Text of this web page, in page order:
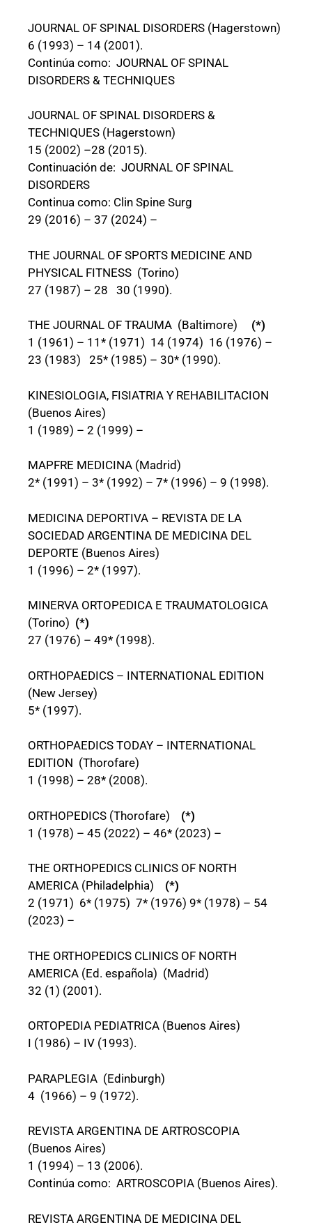
JOURNAL OF SPINAL DISORDERS (Hagerstown)
6 (1993) – 14 (2001).
Continúa como: JOURNAL OF SPINAL
DISORDERS & TECHNIQUES
JOURNAL OF SPINAL DISORDERS &
TECHNIQUES (Hagerstown)
15 (2002) –28 (2015).
Continuación de: JOURNAL OF SPINAL
DISORDERS
Continua como: Clin Spine Surg
29 (2016) – 37 (2024) –
THE JOURNAL OF SPORTS MEDICINE AND
PHYSICAL FITNESS (Torino)
27 (1987) – 28 30 (1990).
THE JOURNAL OF TRAUMA (Baltimore) (*)
1 (1961) – 11* (1971) 14 (1974) 16 (1976) –
23 (1983) 25* (1985) – 30* (1990).
KINESIOLOGIA, FISIATRIA Y REHABILITACION
(Buenos Aires)
1 (1989) – 2 (1999) –
MAPFRE MEDICINA (Madrid)
2* (1991) – 3* (1992) – 7* (1996) – 9 (1998).
MEDICINA DEPORTIVA – REVISTA DE LA
SOCIEDAD ARGENTINA DE MEDICINA DEL
DEPORTE (Buenos Aires)
1 (1996) – 2* (1997).
MINERVA ORTOPEDICA E TRAUMATOLOGICA
(Torino) (*)
27 (1976) – 49* (1998).
ORTHOPAEDICS – INTERNATIONAL EDITION
(New Jersey)
5* (1997).
ORTHOPAEDICS TODAY – INTERNATIONAL
EDITION (Thorofare)
1 (1998) – 28* (2008).
ORTHOPEDICS (Thorofare) (*)
1 (1978) – 45 (2022) – 46* (2023) –
THE ORTHOPEDICS CLINICS OF NORTH
AMERICA (Philadelphia) (*)
2 (1971) 6* (1975) 7* (1976) 9* (1978) – 54
(2023) –
THE ORTHOPEDICS CLINICS OF NORTH
AMERICA (Ed. española) (Madrid)
32 (1) (2001).
ORTOPEDIA PEDIATRICA (Buenos Aires)
I (1986) – IV (1993).
PARAPLEGIA (Edinburgh)
4 (1966) – 9 (1972).
REVISTA ARGENTINA DE ARTROSCOPIA
(Buenos Aires)
1 (1994) – 13 (2006).
Continúa como: ARTROSCOPIA (Buenos Aires).
REVISTA ARGENTINA DE MEDICINA DEL